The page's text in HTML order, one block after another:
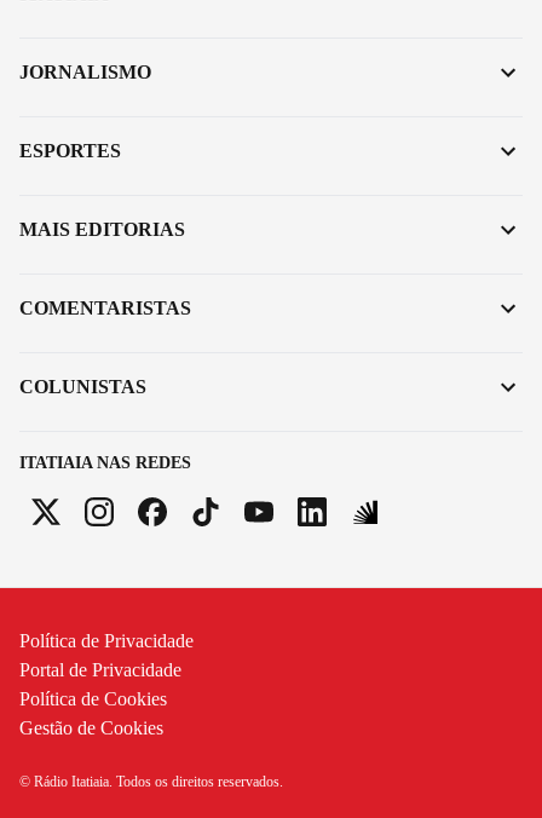
ITATIAIA NAS REDES
JORNALISMO
ESPORTES
MAIS EDITORIAS
COMENTARISTAS
COLUNISTAS
Política de Privacidade
Portal de Privacidade
Política de Cookies
Gestão de Cookies
© Rádio Itatiaia. Todos os direitos reservados.